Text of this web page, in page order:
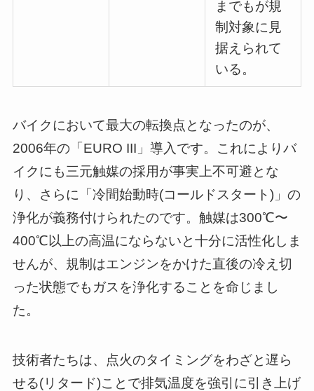
までもが規
制対象に見
据えられて
いる。
バイクにおいて最大の転換点となったのが、
2006年の「EURO III」導入です。これによりバ
イクにも三元触媒の採用が事実上不可避とな
り、さらに「冷間始動時(コールドスタート)」の
浄化が義務付けられたのです。触媒は300℃〜
400℃以上の高温にならないと十分に活性化しま
せんが、規制はエンジンをかけた直後の冷え切
った状態でもガスを浄化することを命じまし
た。
技術者たちは、点火のタイミングをわざと遅ら
せる(リタード)ことで排気温度を強引に引き上げ